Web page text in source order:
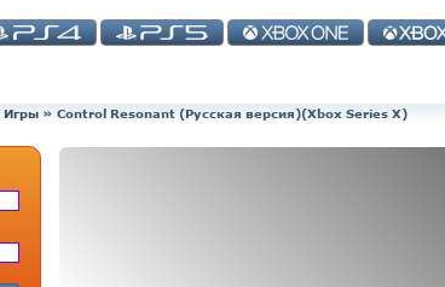
Игры » Control Resonant (Русская версия)(Xbox Series X)